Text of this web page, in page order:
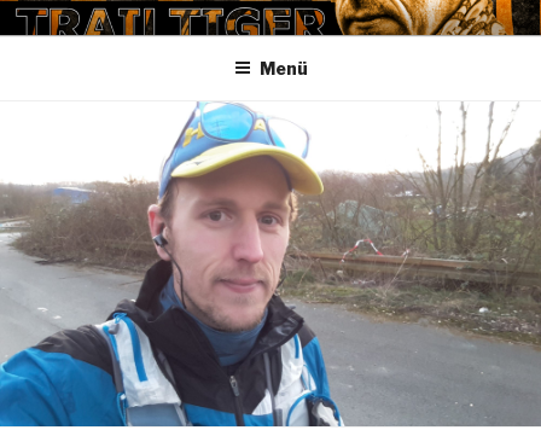
Zum
InhaltTRAILTIGER
Menü